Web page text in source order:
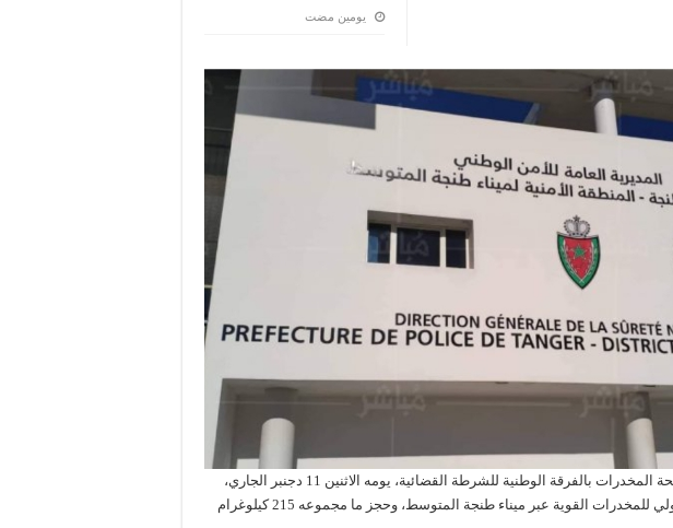
‏يومين مضت
تمكنت عناصر المكتب الوطني لمكافحة المخدرات بالفرقة الوطنية للشرطة القضائية، يومه الاثنين 11 دجنبر الجاري،
من إجهاض عملية نوعية للتهريب الدولي للمخدرات القوية عبر ميناء طنجة المتوسط، وحجز ما مجموعه 215 كيلوغرام